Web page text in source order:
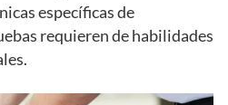
específicas de
requieren de habilidades